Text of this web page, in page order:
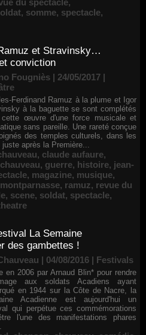
du spectacle,
, somme, spectacle,
et Stravinsky…
conviction
Fougniès | 24/05/2017 |
Ferdinand Ramuz à la plume et Igor
à la baguette se sont complétés
cette œuvre d'une force musicale et
sans pareille. Une rareté conçue
des temples culturels, dans les
après la Première...
, claude aufaure,
, guerre, histoire, jean-
, magazine, musique,
, ramuz, revue du
, scene, soldat, spectacle,
La Semaine
des gambettes !
| 04/08/2016 | Festivals
en 2006 par Arnaud Blin* pour rendre
aux soldats Acadiens ayant
en 1944 sur la Côte de Nacre, la
Acadienne est aujourd'hui un
qui perpétue ces commémorations
l'une des manifestations phares